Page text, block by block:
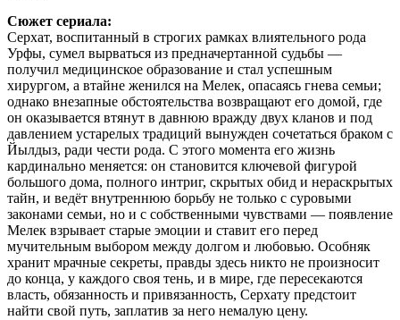
Сюжет сериала:
Серхат, воспитанный в строгих рамках влиятельного рода
Урфы, сумел вырваться из предначертанной судьбы —
получил медицинское образование и стал успешным
хирургом, а втайне женился на Мелек, опасаясь гнева семьи;
однако внезапные обстоятельства возвращают его домой, где
он оказывается втянут в давнюю вражду двух кланов и под
давлением устарелых традиций вынужден сочетаться браком с
Йылдыз, ради чести рода. С этого момента его жизнь
кардинально меняется: он становится ключевой фигурой
большого дома, полного интриг, скрытых обид и нераскрытых
тайн, и ведёт внутреннюю борьбу не только с суровыми
законами семьи, но и с собственными чувствами — появление
Мелек взрывает старые эмоции и ставит его перед
мучительным выбором между долгом и любовью. Особняк
хранит мрачные секреты, правды здесь никто не произносит
до конца, у каждого своя тень, и в мире, где пересекаются
власть, обязанность и привязанность, Серхату предстоит
найти свой путь, заплатив за него немалую цену.